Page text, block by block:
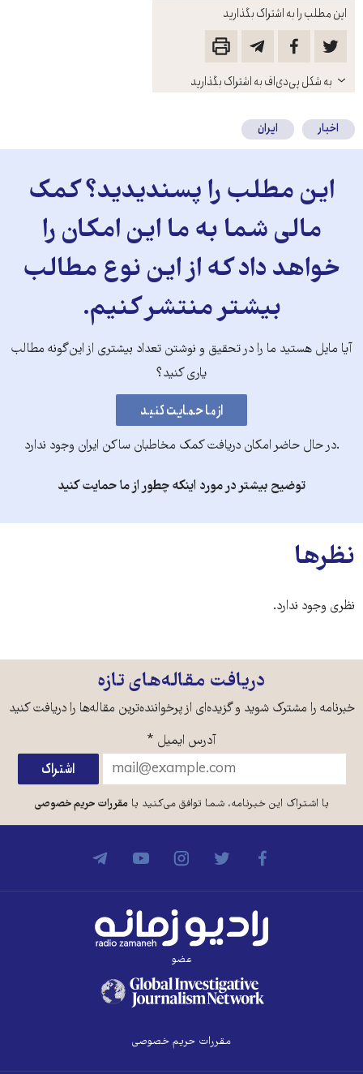
این مطلب را به اشتراک بگذارید
باز
کنید
به شکل پی‌دی‌اف به اشتراک بگذارید
اخبار ایران
این مطلب را پسندیدید؟ کمک
مالی شما به ما این امکان را
خواهد داد که از این نوع مطالب
بیشتر منتشر کنیم.
آیا مایل هستید ما را در تحقیق و نوشتن تعداد بیشتری از این‌گونه مطالب
یاری کنید؟
.در حال حاضر امکان دریافت کمک مخاطبان ساکن ایران وجود ندارد
توضیح بیشتر در مورد اینکه چطور از ما حمایت کنید
نظرها
نظری وجود ندارد.
دریافت مقاله‌های تازه
خبرنامه را مشترک شوید و گزیده‌ای از پرخواننده‌ترین مقاله‌ها را دریافت کنید
آدرس ایمیل *
با اشتراک این خبرنامه، شما توافق می‌کنید بامقررات حریم خصوصی
عضو
مقررات حریم خصوصی